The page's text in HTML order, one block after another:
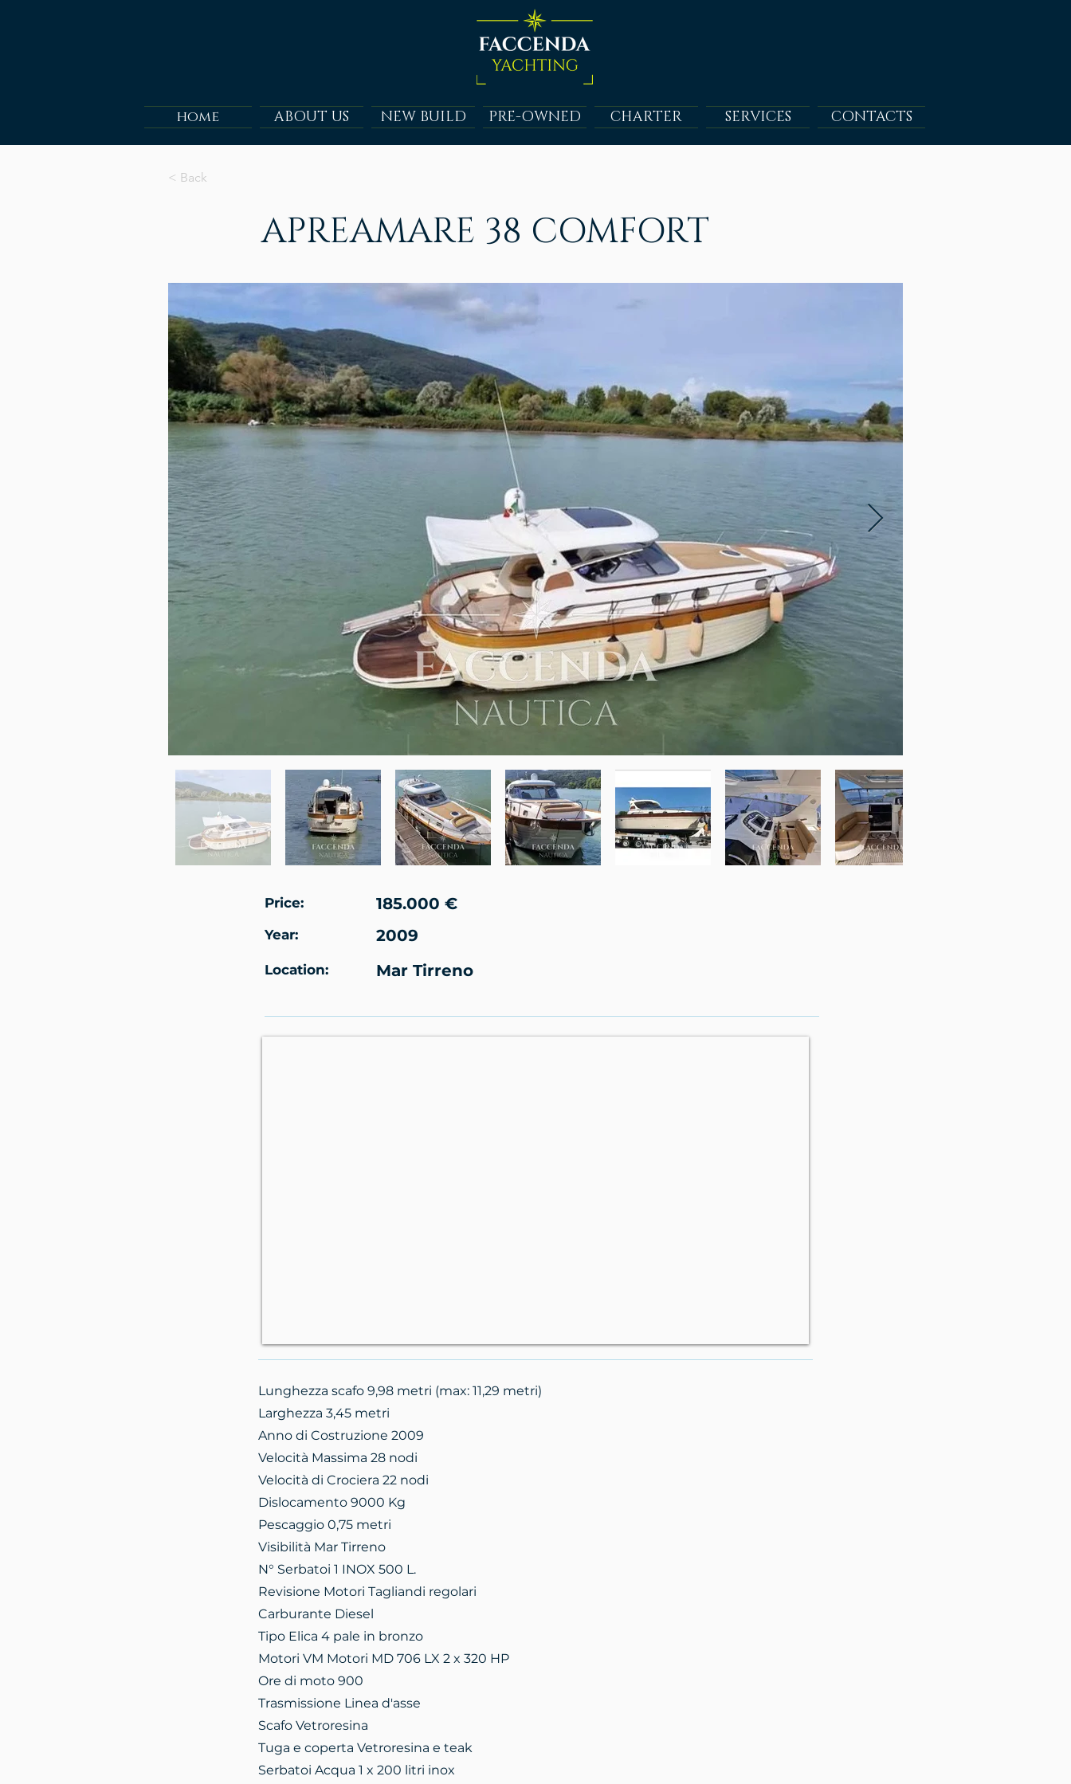
home ABOUT US NEW BUILD PRE-OWNED CHARTER SERVICES CONTACTS
APREAMARE 38 COMFORT
Price:
Year:
Location:
185.000 €
2009
Mar Tirreno
Lunghezza scafo 9,98 metri (max: 11,29 metri)
Larghezza 3,45 metri
Anno di Costruzione 2009
Velocità Massima 28 nodi
Velocità di Crociera 22 nodi
Dislocamento 9000 Kg
Pescaggio 0,75 metri
Visibilità Mar Tirreno
N° Serbatoi 1 INOX 500 L.
Revisione Motori Tagliandi regolari
Carburante Diesel
Tipo Elica 4 pale in bronzo
Motori VM Motori MD 706 LX 2 x 320 HP
Ore di moto 900
Trasmissione Linea d'asse
Scafo Vetroresina
Tuga e coperta Vetroresina e teak
Serbatoi Acqua 1 x 200 litri inox
< Back